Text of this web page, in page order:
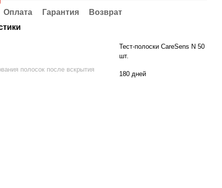
Оплата Гарантия
Возврат
Тест-полоски CareSens N 50
шт.
полосок после вскрытия
180 дней